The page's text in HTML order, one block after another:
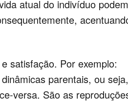
atual do indivíduo podem
satisfação. Por exemplo:
parentais, ou
versa. São as